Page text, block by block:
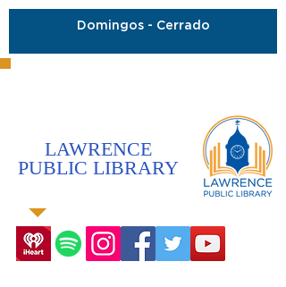
LAWRENCE
PUBLIC LIBRARY
Domingos - Cerrado